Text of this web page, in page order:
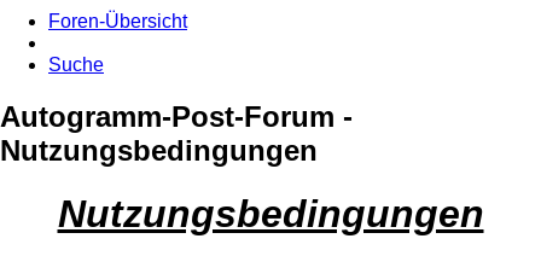
Foren-Übersicht
Suche
Autogramm-Post-Forum -
Nutzungsbedingungen
Nutzungsbedingungen